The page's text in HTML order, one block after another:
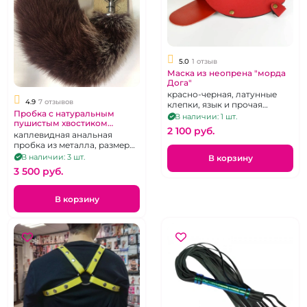
4.9 7 отзывов
Пробка с натуральным
пушистым хвостиком
"ИнтимХаус"
каплевидная анальная
пробка из металла, размер
М, цвет хвоста в
ассортименте
В наличии: 3 шт.
3 500 pуб.
В корзину
5.0 1 отзыв
Маска из неопрена "морда
Дога"
красно-черная, латунные
клепки, язык и прочая
фурнитура - кожа,
регулировка при помощи 2
резинок сзади
В наличии: 1 шт.
2 100 pуб.
В корзину